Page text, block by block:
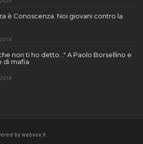
è Conoscenza. Noi giovani contro la
non ti ho detto..." A Paolo Borsellino e
di mafia
by webvox.it